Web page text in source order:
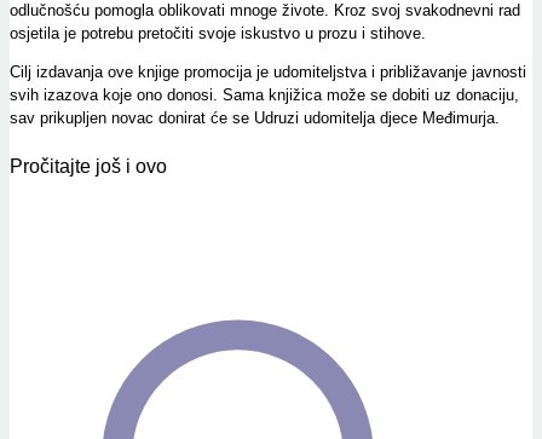
odlučnošću pomogla oblikovati mnoge živote. Kroz svoj svakodnevni rad
osjetila je potrebu pretočiti svoje iskustvo u prozu i stihove.
Cilj izdavanja ove knjige promocija je udomiteljstva i približavanje javnosti
svih izazova koje ono donosi. Sama knjižica može se dobiti uz donaciju,
sav prikupljen novac donirat će se Udruzi udomitelja djece Međimurja.
Pročitajte još i ovo